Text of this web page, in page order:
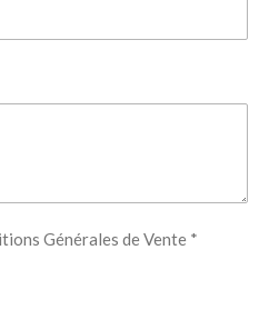
Générales de Vente *